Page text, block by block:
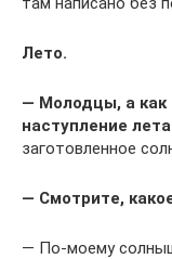
Лето.
— Молодцы, а как
наступление
заготовленное
— Смотрите,
— По-моему